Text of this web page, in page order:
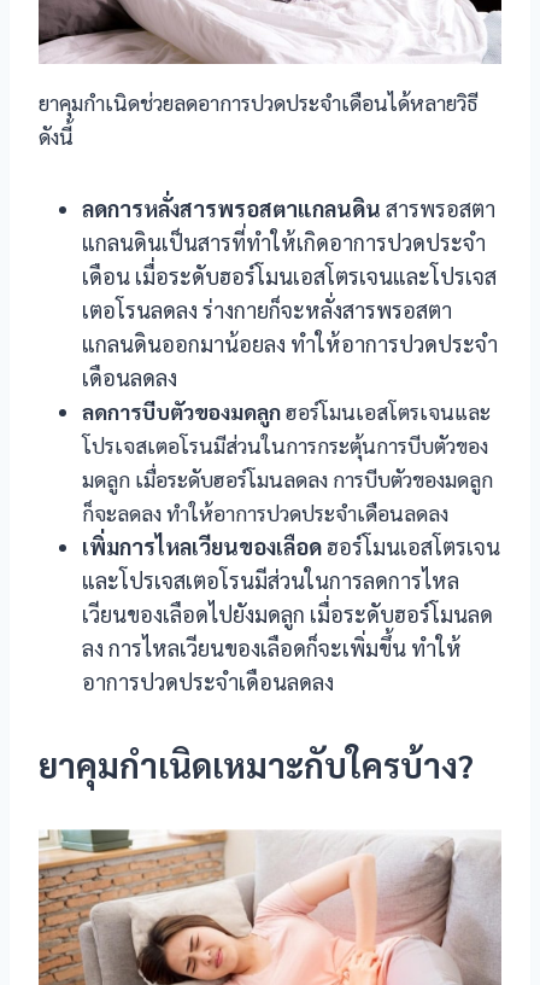
ยาคุมกำเนิดช่วยลดอาการปวดประจำเดือนได้หลายวิธี
ดังนี้
ลดการหลั่งสารพรอสตาแกลนดิน สารพรอสตา
แกลนดินเป็นสารที่ทำให้เกิดอาการปวดประจำ
เดือน เมื่อระดับฮอร์โมนเอสโตรเจนและโปรเจส
เตอโรนลดลง ร่างกายก็จะหลั่งสารพรอสตา
แกลนดินออกมาน้อยลง ทำให้อาการปวดประจำ
เดือนลดลง
ลดการบีบตัวของมดลูกฮอร์โมนเอสโตรเจนและ
โปรเจสเตอโรนมีส่วนในการกระตุ้นการบีบตัวของ
มดลูก เมื่อระดับฮอร์โมนลดลง การบีบตัวของมดลูก
ก็จะลดลง ทำให้อาการปวดประจำเดือนลดลง
เพิ่มการไหลเวียนของเลือด ฮอร์โมนเอสโตรเจน
และโปรเจสเตอโรนมีส่วนในการลดการไหล
เวียนของเลือดไปยังมดลูก เมื่อระดับฮอร์โมนลด
ลง การไหลเวียนของเลือดก็จะเพิ่มขึ้น ทำให้
อาการปวดประจำเดือนลดลง
ยาคุมกำเนิดเหมาะกับใครบ้าง?